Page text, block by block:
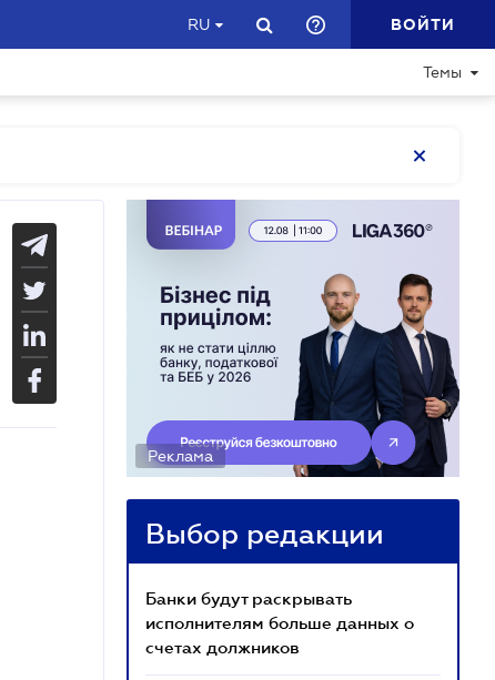
RU ВОЙТИ
Темы
Реклама
Выбор редакции
Банки будут раскрывать
исполнителям больше данных о
счетах должников